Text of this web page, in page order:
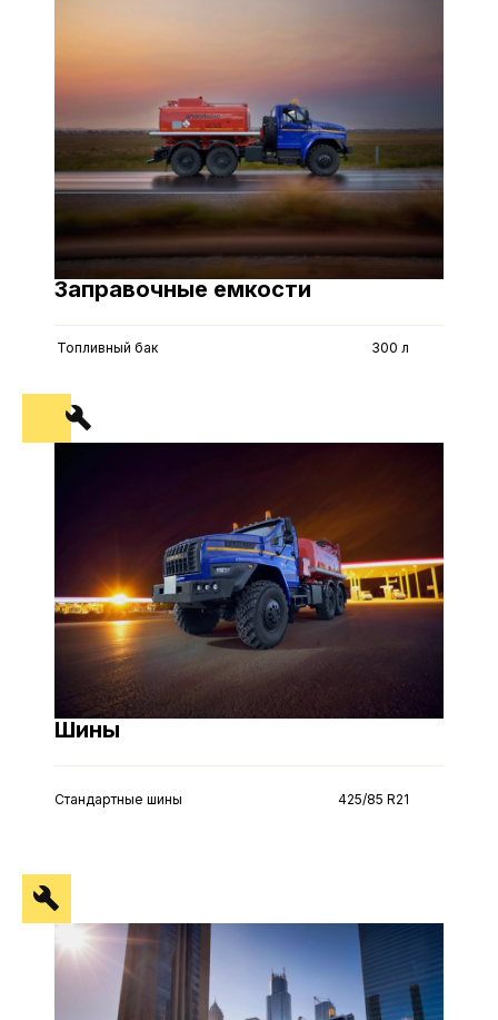
Заправочные емкости
Топливный бак 300 л
Шины
Стандартные шины 425/85 R21